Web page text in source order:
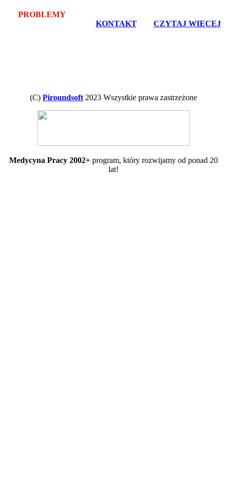
PROBLEMYZ POBRANIEM LUB INSTALACJĄ? -
KONTAKT, lub CZYTAJ WIĘCEJ
(C) Piroundsoft 2023 Wszystkie prawa zastrzeżone
Medycyna Pracy 2002+ program, który rozwijamy od ponad 20
lat!